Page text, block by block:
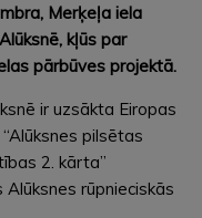
Merķeļa iela
kļūs par
pārbūves projektā.
ir uzsākta Eiropas
pilsētas
2. kārta”
rūpnieciskās